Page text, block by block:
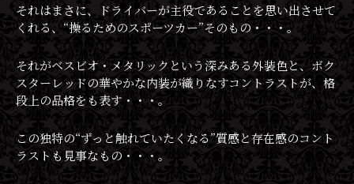
それはまさに、ドライバーが主役であることを思い出させて
くれる、“操るためのスポーツカー”そのもの・・・。
それがベスビオ・メタリックという深みある外装色と、ボク
スターレッドの華やかな内装が織りなすコントラストが、格
段上の品格をも表す・・・。
この独特の“ずっと触れていたくなる”質感と存在感のコント
ラストも見事なもの・・・。